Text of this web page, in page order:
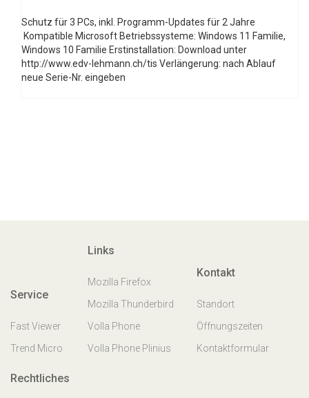
Schutz für 3 PCs, inkl. Programm-Updates für 2 Jahre
Kompatible Microsoft Betriebssysteme: Windows 11 Familie,
Windows 10 Familie Erstinstallation: Download unter
http://www.edv-lehmann.ch/tis Verlängerung: nach Ablauf
neue Serie-Nr. eingeben
Service
Fast Viewer
Trend Micro
Links
Mozilla Firefox
Mozilla Thunderbird
Volla Phone
Volla Phone Plinius
Kontakt
Standort
Öffnungszeiten
Kontaktformular
Rechtliches